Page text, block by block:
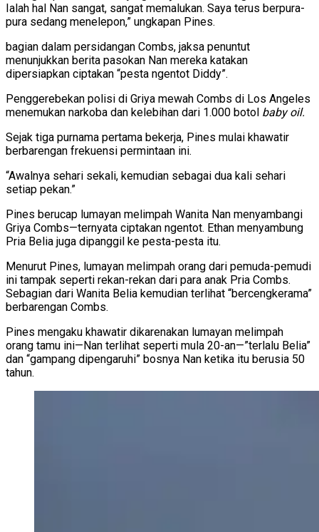
Ialah hal Nan sangat, sangat memalukan. Saya terus berpura-
pura sedang menelepon,” ungkapan Pines.
bagian dalam persidangan Combs, jaksa penuntut
menunjukkan berita pasokan Nan mereka katakan
dipersiapkan ciptakan “pesta ngentot Diddy”.
Penggerebekan polisi di Griya mewah Combs di Los Angeles
menemukan narkoba dan kelebihan dari 1.000 botol baby oil.
Sejak tiga purnama pertama bekerja, Pines mulai khawatir
berbarengan frekuensi permintaan ini.
“Awalnya sehari sekali, kemudian sebagai dua kali sehari
setiap pekan.”
Pines berucap lumayan melimpah Wanita Nan menyambangi
Griya Combs—ternyata ciptakan ngentot. Ethan menyambung
Pria Belia juga dipanggil ke pesta-pesta itu.
Menurut Pines, lumayan melimpah orang dari pemuda-pemudi
ini tampak seperti rekan-rekan dari para anak Pria Combs.
Sebagian dari Wanita Belia kemudian terlihat “bercengkerama”
berbarengan Combs.
Pines mengaku khawatir dikarenakan lumayan melimpah
orang tamu ini—Nan terlihat seperti mula 20-an—”terlalu Belia”
dan “gampang dipengaruhi” bosnya Nan ketika itu berusia 50
tahun.